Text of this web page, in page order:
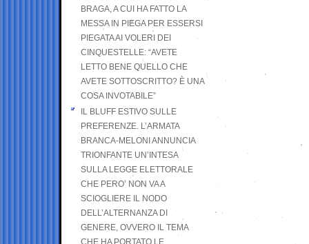
BRAGA, A CUI HA FATTO LA
MESSA IN PIEGA PER ESSERSI
PIEGATA AI VOLERI DEI
CINQUESTELLE: “AVETE
LETTO BENE QUELLO CHE
AVETE SOTTOSCRITTO? È UNA
COSA INVOTABILE”
IL BLUFF ESTIVO SULLE
PREFERENZE. L’ARMATA
BRANCA-MELONI ANNUNCIA
TRIONFANTE UN’INTESA
SULLA LEGGE ELETTORALE
CHE PERO’ NON VA A
SCIOGLIERE IL NODO
DELL’ALTERNANZA DI
GENERE, OVVERO IL TEMA
CHE HA PORTATO LE